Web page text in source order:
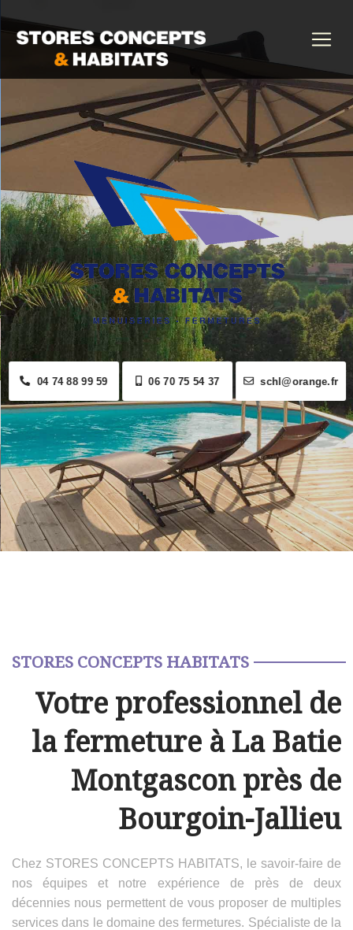
04 74 88 99 59 06 70 75 54 37 schl@orange.fr
STORES CONCEPTS HABITATS
Votre professionnel de
la fermeture à La Batie
Montgascon près de
Bourgoin-Jallieu
Chez STORES CONCEPTS HABITATS, le savoir-faire de
nos équipes et notre expérience de près de deux
décennies nous permettent de vous proposer de multiples
services dans le domaine des fermetures. Spécialiste de la